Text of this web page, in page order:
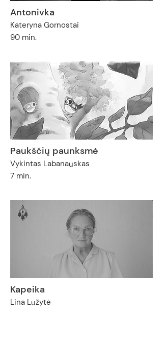
Antonivka
Kateryna Gornostai
90 min.
Paukščių paunksmė
Vykintas Labanauskas
7 min.
Kapeika
Lina Lužytė